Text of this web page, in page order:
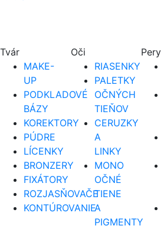
Tvár
MAKE-
UP
PODKLADOVÉ
BÁZY
KOREKTORY
PÚDRE
LÍCENKY
BRONZERY
FIXÁTORY
ROZJASŇOVAČE
KONTÚROVANIE
Oči
RIASENKY
PALETKY
OČNÝCH
TIEŇOV
CERUZKY
A
LINKY
MONO
OČNÉ
TIENE
A
PIGMENTY
Pery